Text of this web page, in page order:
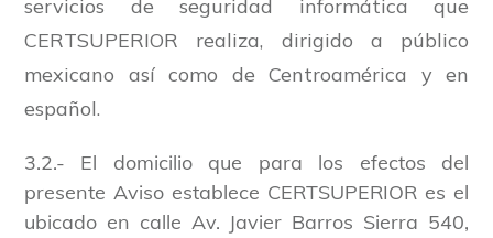
servicios de seguridad informática que
CERTSUPERIOR realiza, dirigido a público
mexicano así como de Centroamérica y en
español.
3.2.- El domicilio que para los efectos del
presente Aviso establece CERTSUPERIOR es el
ubicado en calle Av. Javier Barros Sierra 540,